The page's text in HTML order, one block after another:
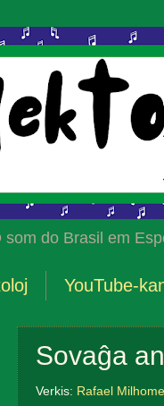
do Brasil em
YouTube-
Sovaĝa
Verkis: Rafael